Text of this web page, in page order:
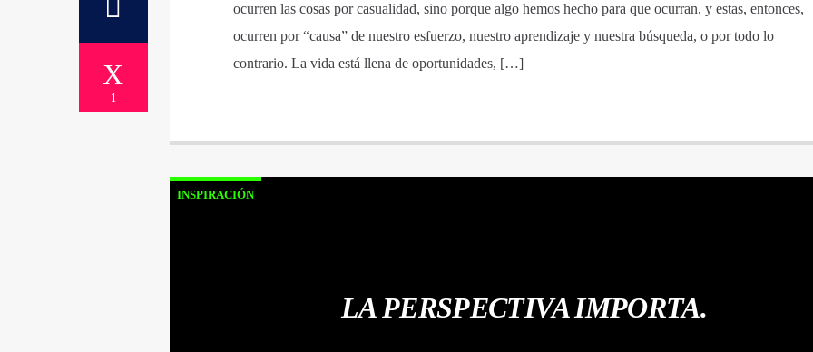
1
ocurren las cosas por casualidad, sino porque algo hemos hecho para que ocurran, y estas, entonces,
ocurren por “causa” de nuestro esfuerzo, nuestro aprendizaje y nuestra búsqueda, o por todo lo
contrario. La vida está llena de oportunidades, […]
INSPIRACIÓN
LA PERSPECTIVA IMPORTA.